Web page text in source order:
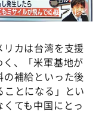
©️ABCテレビ
カは台湾を支援
、「米軍基地が
補給といった後
とになる」とい
ても中国にとっ